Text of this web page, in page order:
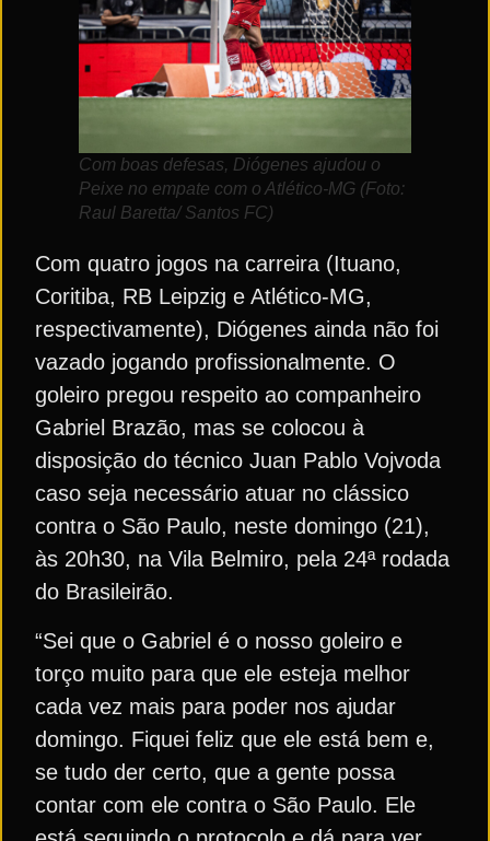
Com boas defesas, Diógenes ajudou o
Peixe no empate com o Atlético-MG (Foto:
Raul Baretta/ Santos FC)
Com quatro jogos na carreira (Ituano,
Coritiba, RB Leipzig e Atlético-MG,
respectivamente), Diógenes ainda não foi
vazado jogando profissionalmente. O
goleiro pregou respeito ao companheiro
Gabriel Brazão, mas se colocou à
disposição do técnico Juan Pablo Vojvoda
caso seja necessário atuar no clássico
contra o São Paulo, neste domingo (21),
às 20h30, na Vila Belmiro, pela 24ª rodada
do Brasileirão.
“Sei que o Gabriel é o nosso goleiro e
torço muito para que ele esteja melhor
cada vez mais para poder nos ajudar
domingo. Fiquei feliz que ele está bem e,
se tudo der certo, que a gente possa
contar com ele contra o São Paulo. Ele